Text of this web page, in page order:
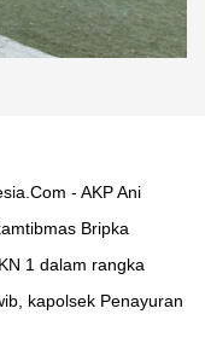
- AKP Ani
Bripka
1 dalam rangka
kapolsek Penayuran